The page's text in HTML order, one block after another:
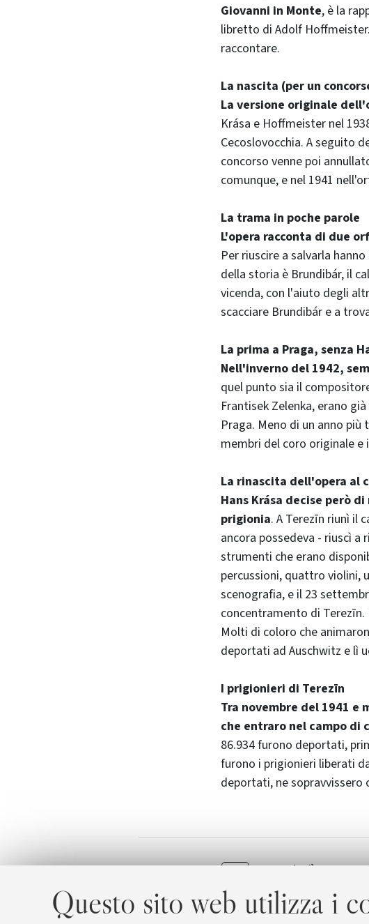
Questo sito web utilizza i
Giovanni in Monte, è la
libretto di Adolf
raccontare.
La nascita (per un
La versione originale
Krása e Hoffmeister nel
Cecoslovocchia. A seguito
concorso venne poi
comunque, e nel 1941
La trama in poche parole
L'opera racconta di due
Per riuscire a salvarla
della storia è Brundibár, il
vicenda, con l'aiuto degli
scacciare Brundibár e a
La prima a Praga, senza
Nell'inverno del 1942,
quel punto sia il
Frantisek Zelenka, erano
Praga. Meno di un anno
membri del coro originale
La rinascita dell'opera al
Hans Krása decise però
prigionia. A Terezīn riunì il
ancora possedeva - riuscì
strumenti che erano
percussioni, quattro violini,
scenografia, e il 23
concentramento di Terezīn.
Molti di coloro che
deportati ad Auschwitz e lì
I prigionieri di Terezīn
Tra novembre del 1941
che entraro nel campo di
86.934 furono deportati,
furono i prigionieri liberati
deportati, ne sopravvissero
Mercoledì 25
locandina
[144.7 KB]